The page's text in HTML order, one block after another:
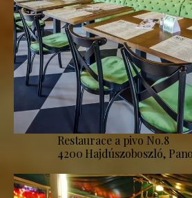
Restaurace a pivo No.8
4200 Hajdúszoboszló,